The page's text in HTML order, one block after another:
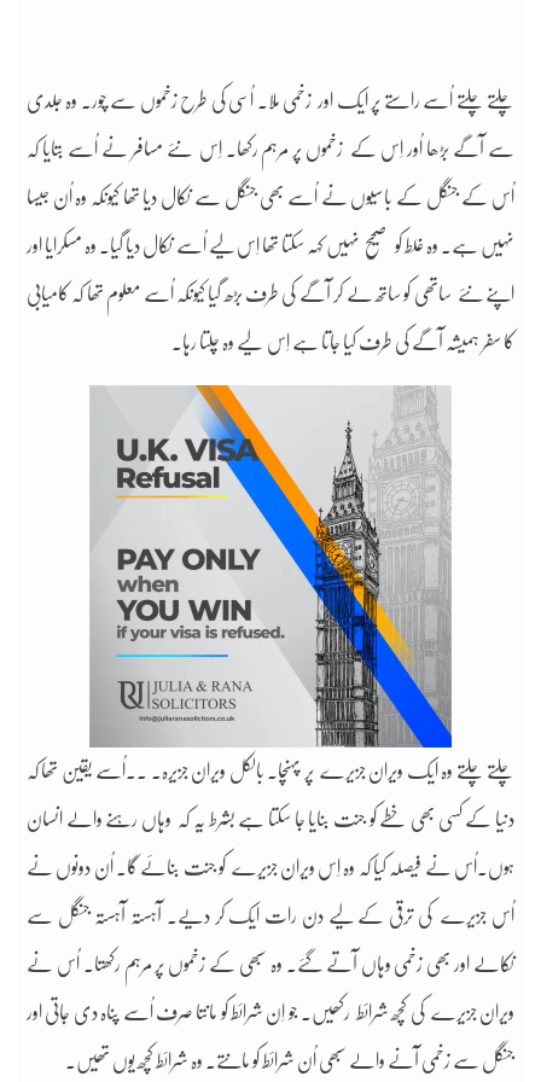
چلتے چلتے اُسے راستے پر ایک اور زخمی ملا۔ اُسی کی طرح زخموں سے چور۔ وہ جلدی
سے آگے بڑھا اُور اِس کے زخموں پر مرہم رکھا۔ اِس نئے مسافر نے اُسے بتایا کہ
اُس کے جنگل کے باسیوں نے اُسے بھی جنگل سے نکال دیا تھا کیونکہ وہ اُن جیسا
نہیں ہے۔ وہ غلط کو صحیح نہیں کہہ سکتا تھا اِس لیے اُسے نکال دیا گیا۔ وہ مسکرایا اور
اپنے نئے ساتھی کو ساتھ لے کر آگے کی طرف بڑھ گیا کیونکہ اُسے معلوم تھا کہ کامیابی
کا سفر ہمیشہ آگے کی طرف کیا جاتا ہے اِس لیے وہ چلتا رہا۔
چلتے چلتے وہ ایک ویران جزیرے پر پہنچا۔ بالکل ویران جزیرہ۔ ۔۔اُسے یقین تھا کہ
دنیا کے کسی بھی خطے کو جنت بنایا جا سکتا ہے بشرط یہ کہ وہاں رہنے والے انسان
ہوں۔اُس نے فیصلہ کیا کہ وہ اِس ویران جزیرے کو جنت بنائے گا۔ اُن دونوں نے
اُس جزیرے کی ترقی کے لیے دن رات ایک کر دیے۔ آہستہ آہستہ جنگل سے
نکالے اور بھی زخمی وہاں آتے گئے۔ وہ سبھی کے زخموں پر مرہم رکھتا۔ اُس نے
ویران جزیرے کی کچھ شرائط رکھیں۔ جو اِن شرائط کو مانتا صرف اُسے پناہ دی جاتی اور
جنگل سے زخمی آنے والے سبھی اُن شرائط کو مانتے۔ وہ شرائط کچھ یوں تھیں۔